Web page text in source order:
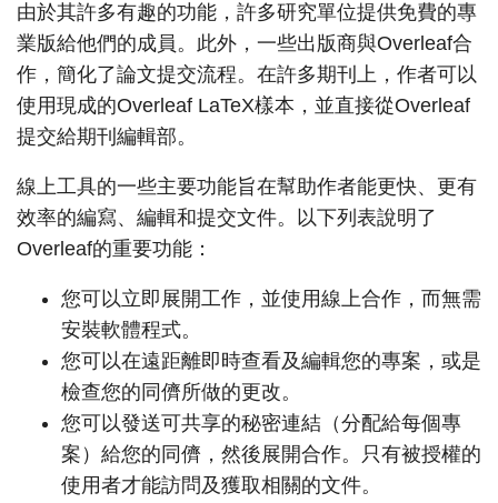
由於其許多有趣的功能，許多研究單位提供免費的專
業版給他們的成員。此外，一些出版商與Overleaf合
作，簡化了論文提交流程。在許多期刊上，作者可以
使用現成的Overleaf LaTeX樣本，並直接從Overleaf
提交給期刊編輯部。
線上工具的一些主要功能旨在幫助作者能更快、更有
效率的編寫、編輯和提交文件。以下列表說明了
Overleaf的重要功能：
您可以立即展開工作，並使用線上合作，而無需
安裝軟體程式。
您可以在遠距離即時查看及編輯您的專案，或是
檢查您的同儕所做的更改。
您可以發送可共享的秘密連結（分配給每個專
案）給您的同儕，然後展開合作。只有被授權的
使用者才能訪問及獲取相關的文件。